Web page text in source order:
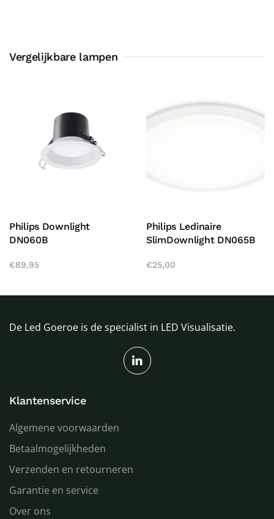
Vergelijkbare lampen
Philips Downlight
DN060B
€89,95
Philips Ledinaire
SlimDownlight DN065B
€25,00
De Led Goeroe is de specialist in LED Visualisatie.
Klantenservice
Algemene voorwaarden
Betaalmogelijkheden
Verzenden en retourneren
Garantie en service
Over ons